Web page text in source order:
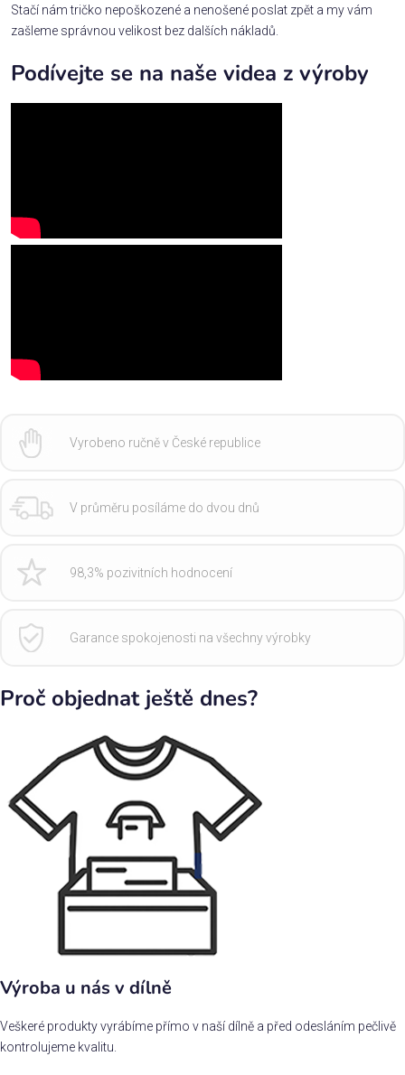
Stačí nám tričko nepoškozené a nenošené poslat zpět a my vám
zašleme správnou velikost bez dalších nákladů.
Podívejte se na naše videa z výroby
Vyrobeno ručně v České republice
V průměru posíláme do dvou dnů
98,3% pozivitních hodnocení
Garance spokojenosti na všechny výrobky
Proč objednat ještě dnes?
Výroba u nás v dílně
Veškeré produkty vyrábíme přímo v naší dílně a před odesláním pečlivě
kontrolujeme kvalitu.